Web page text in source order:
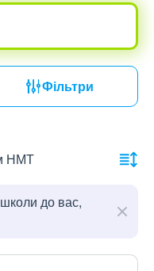
Фільтри
НМТ
до вас,